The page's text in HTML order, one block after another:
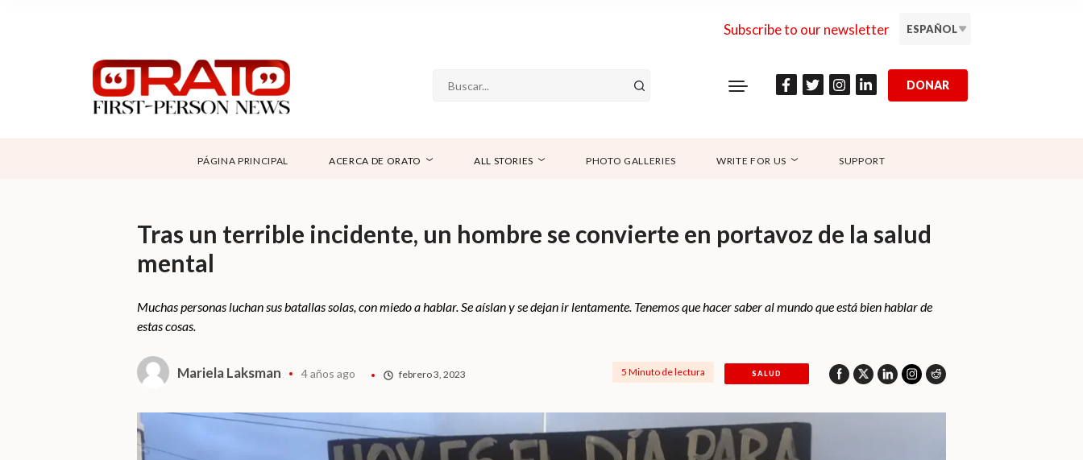
Subscribe to our newsletter ESPAÑOL
SUPPORT
CONTÁCTANOS
DONAR
PÁGINA PRINCIPAL ACERCA DE ORATO ALL STORIES PHOTO GALLERIES WRITE FOR US SUPPORT
Tras un terrible incidente, un hombre se convierte en portavoz de la salud
mental
Muchas personas luchan sus batallas solas, con miedo a hablar. Se aíslan y se dejan ir lentamente. Tenemos que hacer saber al mundo que está bien hablar de
estas cosas.
Mariela Laksman 4 años ago febrero 3, 2023 5 Minuto de lectura SALUD